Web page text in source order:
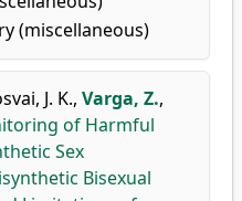
(miscellaneous)
J. K., Varga, Z.,
of Harmful
Sex
Bisexual